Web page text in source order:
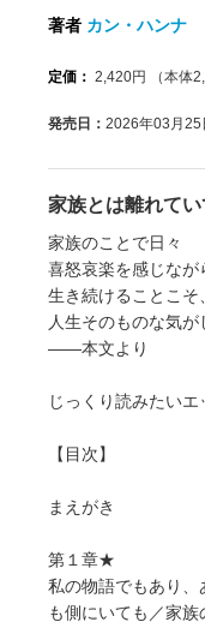
著者 カン・ハンナ
定価： 2,420円 （本体
発売日： 2026年03月25
家族とは離れて
家族のことで日々
喜怒哀楽を感じなが
生き続けることこそ、
人生そのものな気が
――本文より
じっくり読みたいエ
【目次】
まえがき
第１章★
私の物語でもあり
も側にいても／家族